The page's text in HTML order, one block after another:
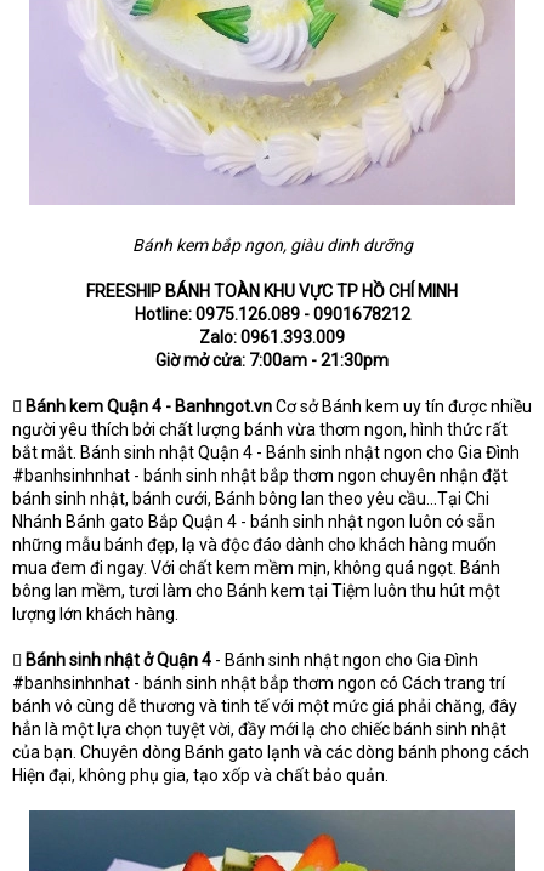
Bánh kem bắp ngon, giàu dinh dưỡng
FREESHIP BÁNH TOÀN KHU VỰC TP HỒ CHÍ MINH
Hotline: 0975.126.089 - 0901678212
Zalo: 0961.393.009
Giờ mở cửa: 7:00am - 21:30pm
 Bánh kem Quận 4 - Banhngot.vnCơ sở Bánh kem uy tín được nhiều
người yêu thích bởi chất lượng bánh vừa thơm ngon, hình thức rất
bắt mắt. Bánh sinh nhật Quận 4 - Bánh sinh nhật ngon cho Gia Đình
#banhsinhnhat - bánh sinh nhật bắp thơm ngon chuyên nhận đặt
bánh sinh nhật, bánh cưới, Bánh bông lan theo yêu cầu...Tại Chi
Nhánh Bánh gato Bắp Quận 4 - bánh sinh nhật ngon luôn có sẵn
những mẫu bánh đẹp, lạ và độc đáo dành cho khách hàng muốn
mua đem đi ngay. Với chất kem mềm mịn, không quá ngọt. Bánh
bông lan mềm, tươi làm cho Bánh kem tại Tiệm luôn thu hút một
lượng lớn khách hàng.
 Bánh sinh nhật ở Quận 4 - Bánh sinh nhật ngon cho Gia Đình
#banhsinhnhat - bánh sinh nhật bắp thơm ngon có Cách trang trí
bánh vô cùng dễ thương và tinh tế với một mức giá phải chăng, đây
hẳn là một lựa chọn tuyệt vời, đầy mới lạ cho chiếc bánh sinh nhật
của bạn. Chuyên dòng Bánh gato lạnh và các dòng bánh phong cách
Hiện đại, không phụ gia, tạo xốp và chất bảo quản.